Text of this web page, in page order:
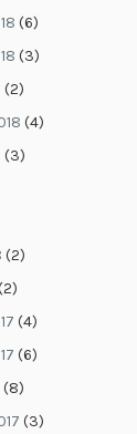
(6)
(3)
(2)
(4)
(3)
(2)
(4)
(6)
(8)
(3)